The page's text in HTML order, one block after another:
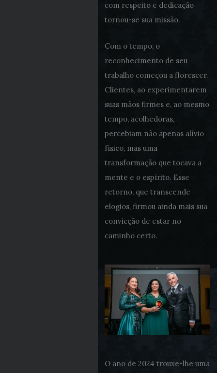
com respeito e dedicação
tornou-se sua missão.
Com o tempo, o
reconhecimento de seu
trabalho começou a florescer.
Clientes, ao experimentarem
suas mãos firmes e, ao mesmo
tempo, acolhedoras,
percebiam não apenas alívio
físico, mas uma
transformação que tocava a
mente e o espírito. Esse
retorno, que transcende
elogios, firmou ainda mais sua
convicção de estar no
caminho certo.
O ano de 2024 trouxe-lhe uma